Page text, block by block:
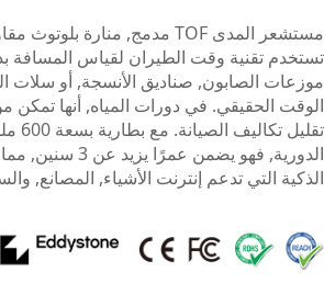
تستخدم تقنية وقت الطيران لقياس المسافة
موزعات الصابون, صناديق الأنسجة, أو سلات
الوقت الحقيقي. في دورات المياه, أنها تمكن
الدورية, فهو يضمن
الذكية التي تدعم إنترنت الأشياء, المصانع,